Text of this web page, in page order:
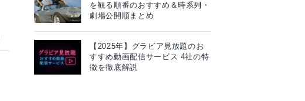
を観る順番のおすすめ＆時系列・
劇場公開順まとめ
【2025年】グラビア見放題のお
すすめ動画配信サービス 4社の特
徴を徹底解説